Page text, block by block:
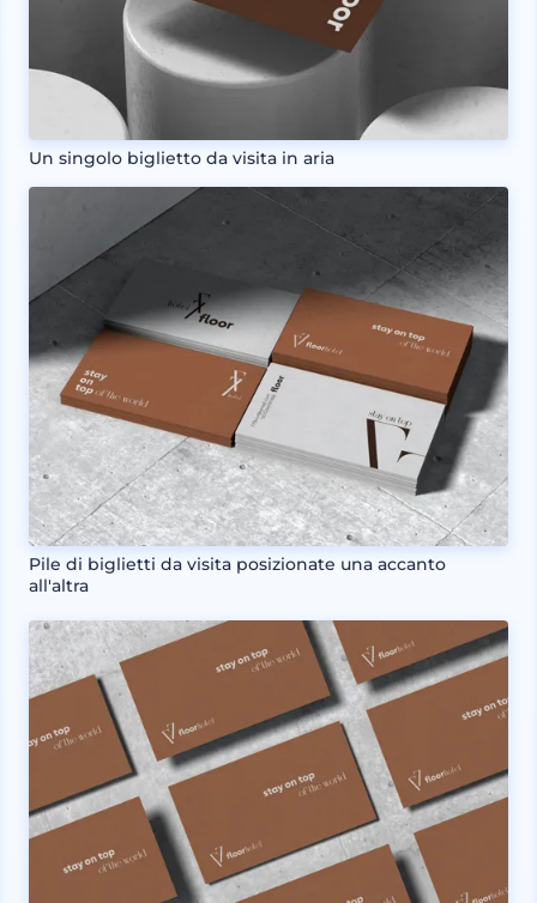
Un singolo biglietto da visita in aria
Pile di biglietti da visita posizionate una accanto
all'altra